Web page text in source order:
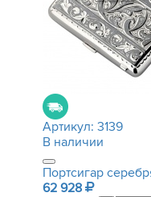
Артикул: 3139
В наличии
Портсигар
62 928